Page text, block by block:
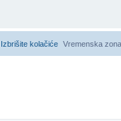
Vremenska
Izbrišite kolačiće